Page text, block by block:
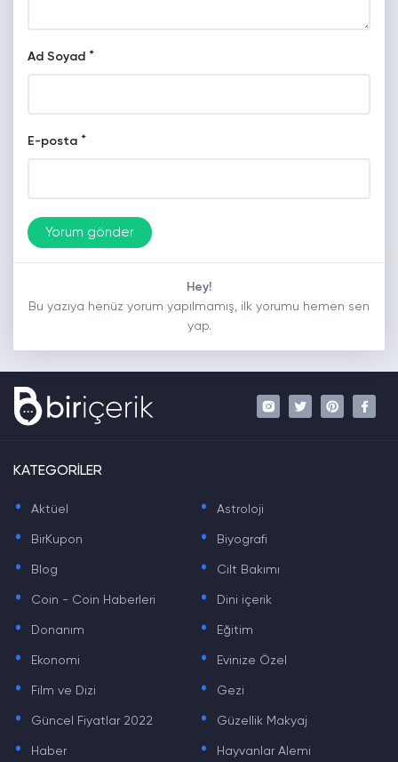
Ad Soyad *
E-posta *
Hey!
Bu yazıya henüz yorum yapılmamış, ilk yorumu hemen sen
yap.
KATEGORİLER
. Aktüel . Astroloji
. BirKupon . Biyografi
. Blog . Cilt Bakımı
. Coin - Coin Haberleri . Dini içerik
. Donanım . Eğitim
. Ekonomi . Evinize Özel
. Film ve Dizi . Gezi
. Güncel Fiyatlar 2022 . Güzellik Makyaj
. Haber . Hayvanlar Alemi